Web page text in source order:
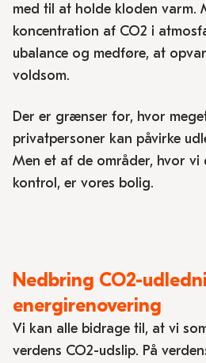
med til at holde kloden varm.
koncentration af CO2 i
ubalance og medføre, at
voldsom.
Der er grænser for, hvor
privatpersoner kan påvirke
Men et af de områder, hvor vi
kontrol, er vores bolig.
Nedbring CO2-
energirenovering
Vi kan alle bidrage til, at vi
verdens CO2-udslip. På